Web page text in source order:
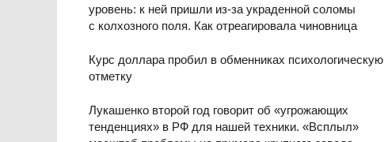
уровень: к ней пришли из-за украденной соломы
с колхозного поля. Как отреагировала чиновница
Курс доллара пробил в обменниках психологическую
отметку
Лукашенко второй год говорит об «угрожающих
тенденциях» в РФ для нашей техники. «Всплыл»